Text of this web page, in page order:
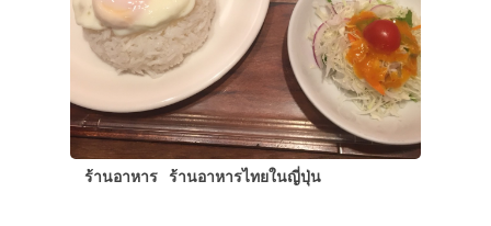
ร้านอาหาร ร้านอาหารไทยในญี่ปุ่น